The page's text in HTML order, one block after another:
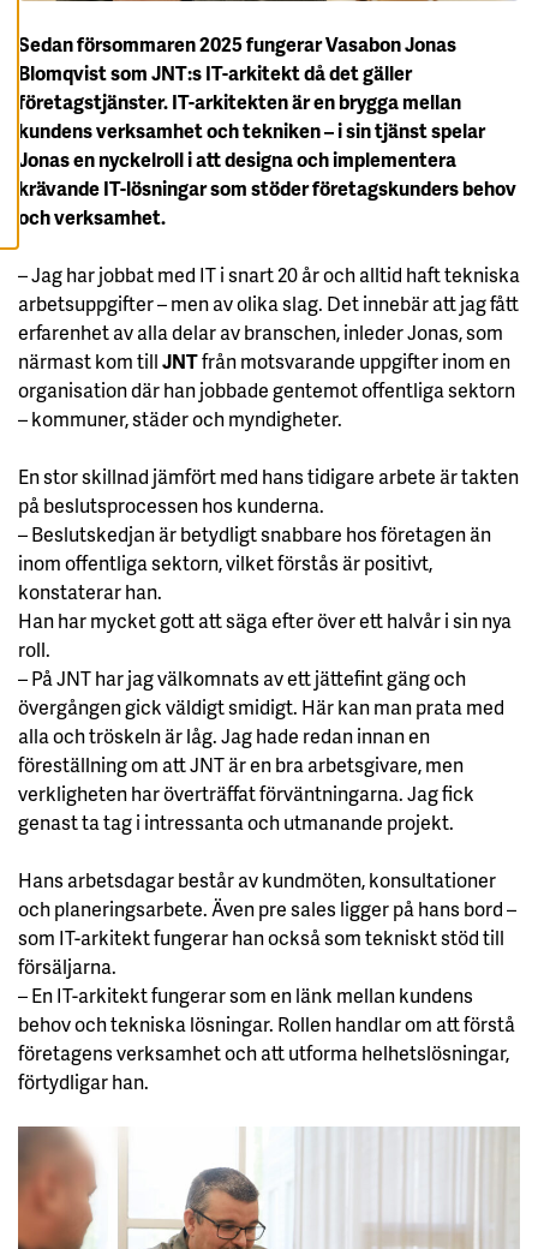
A
L
L
A
C
O
O
K
I
S
Sedan försommaren 2025 fungerar Vasabon Jonas
Blomqvist som JNT:s IT-arkitekt då det gäller
företagstjänster. IT-arkitekten är en brygga mellan
kundens verksamhet och tekniken – i sin tjänst spelar
Jonas en nyckelroll i att designa och implementera
krävande IT-lösningar som stöder företagskunders behov
och verksamhet.
– Jag har jobbat med IT i snart 20 år och alltid haft tekniska
arbetsuppgifter – men av olika slag. Det innebär att jag fått
erfarenhet av alla delar av branschen, inleder Jonas, som
närmast kom tillJNTfrån motsvarande uppgifter inom en
organisation där han jobbade gentemot offentliga sektorn
– kommuner, städer och myndigheter.
En stor skillnad jämfört med hans tidigare arbete är takten
på beslutsprocessen hos kunderna.
– Beslutskedjan är betydligt snabbare hos företagen än
inom offentliga sektorn, vilket förstås är positivt,
konstaterar han.
Han har mycket gott att säga efter över ett halvår i sin nya
roll.
– På JNT har jag välkomnats av ett jättefint gäng och
övergången gick väldigt smidigt. Här kan man prata med
alla och tröskeln är låg. Jag hade redan innan en
föreställning om att JNT är en bra arbetsgivare, men
verkligheten har överträffat förväntningarna. Jag fick
genast ta tag i intressanta och utmanande projekt.
Hans arbetsdagar består av kundmöten, konsultationer
och planeringsarbete. Även pre sales ligger på hans bord –
som IT-arkitekt fungerar han också som tekniskt stöd till
försäljarna.
– En IT-arkitekt fungerar som en länk mellan kundens
behov och tekniska lösningar. Rollen handlar om att förstå
företagens verksamhet och att utforma helhetslösningar,
förtydligar han.